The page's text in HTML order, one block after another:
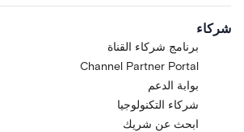
شركاء
برنامج شركاء القناة
Channel Partner Portal
بوابة الدعم
شركاء التكنولوجيا
ابحث عن شريك